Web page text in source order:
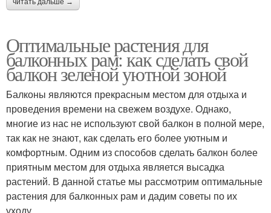
читать дальше →
Оптимальные растения для
балконных рам: как сделать свой
балкон зеленой уютной зоной
Балконы являются прекрасным местом для отдыха и
проведения времени на свежем воздухе. Однако,
многие из нас не используют свой балкон в полной мере,
так как не знают, как сделать его более уютным и
комфортным. Одним из способов сделать балкон более
приятным местом для отдыха является высадка
растений. В данной статье мы рассмотрим оптимальные
растения для балконных рам и дадим советы по их